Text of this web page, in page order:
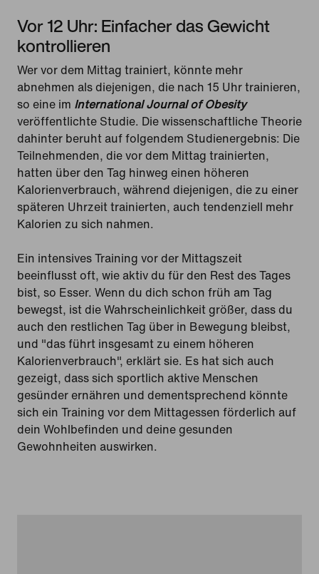
Vor 12 Uhr: Einfacher das Gewicht
kontrollieren
Wer vor dem Mittag trainiert, könnte mehr
abnehmen als diejenigen, die nach 15 Uhr trainieren,
so eine im International Journal of Obesity
veröffentlichte Studie. Die wissenschaftliche Theorie
dahinter beruht auf folgendem Studienergebnis: Die
Teilnehmenden, die vor dem Mittag trainierten,
hatten über den Tag hinweg einen höheren
Kalorienverbrauch, während diejenigen, die zu einer
späteren Uhrzeit trainierten, auch tendenziell mehr
Kalorien zu sich nahmen.
Ein intensives Training vor der Mittagszeit
beeinflusst oft, wie aktiv du für den Rest des Tages
bist, so Esser. Wenn du dich schon früh am Tag
bewegst, ist die Wahrscheinlichkeit größer, dass du
auch den restlichen Tag über in Bewegung bleibst,
und "das führt insgesamt zu einem höheren
Kalorienverbrauch", erklärt sie. Es hat sich auch
gezeigt, dass sich sportlich aktive Menschen
gesünder ernähren und dementsprechend könnte
sich ein Training vor dem Mittagessen förderlich auf
dein Wohlbefinden und deine gesunden
Gewohnheiten auswirken.